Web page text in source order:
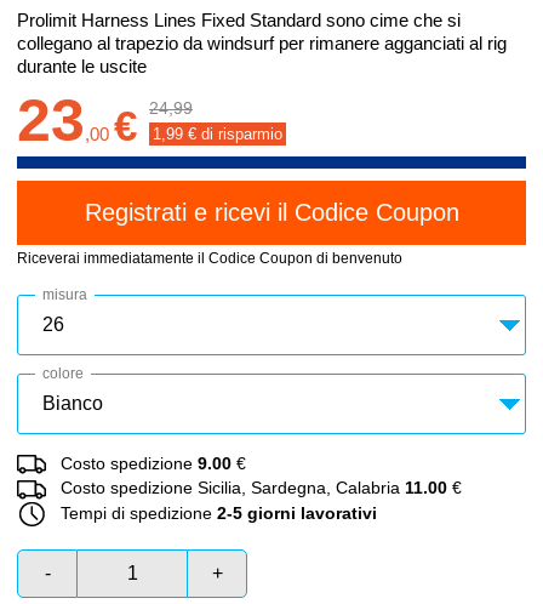
Prolimit Harness Lines Fixed Standard sono cime che si
collegano al trapezio da windsurf per rimanere agganciati al rig
durante le uscite
23,00 € 24,99
1,99 € di risparmio
Riceverai immediatamente il Codice Coupon di benvenuto
misura
colore
Costo spedizione 9.00 €
Costo spedizione Sicilia, Sardegna, Calabria 11.00 €
Tempi di spedizione 2-5 giorni lavorativi
- +